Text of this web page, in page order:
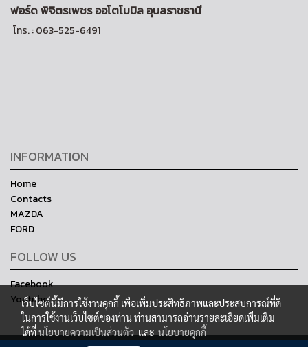
ฟอร์ด พิจิตรเพชร ออโตโมบิล อุบลราชธานี
โทร. : 063-525-6491
INFORMATION
Home
Contacts
MAZDA
FORD
FOLLOW US
Facebook
Youtube
เว็บไซต์นี้มีการใช้งานคุกกี้ เพื่อเพิ่มประสิทธิภาพและประสบการณ์ที่ดี
ในการใช้งานเว็บไซต์ของท่าน ท่านสามารถอ่านรายละเอียดเพิ่มเติม
ได้ที่นโยบายความเป็นส่วนตัว และ นโยบายคุกกี้